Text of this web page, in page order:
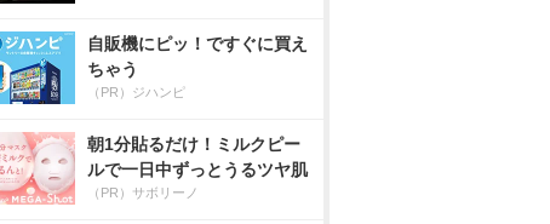
自販機にピッ！ですぐに買え
ちゃう
（PR）ジハンピ
朝1分貼るだけ！ミルクピー
ルで一日中ずっとうるツヤ肌
（PR）サボリーノ